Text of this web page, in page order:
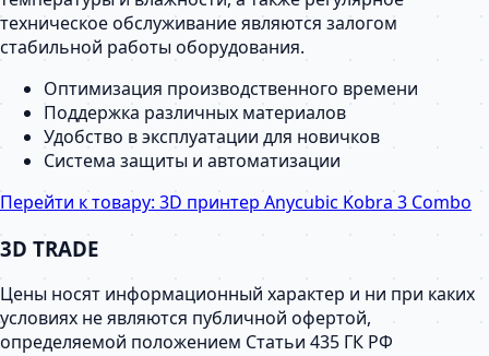
техническое обслуживание являются залогом
стабильной работы оборудования.
Оптимизация производственного времени
Поддержка различных материалов
Удобство в эксплуатации для новичков
Система защиты и автоматизации
Перейти к товару: 3D принтер Anycubic Kobra 3 Combo
3D TRADE
Цены носят информационный характер и ни при каких
условиях не являются публичной офертой,
определяемой положением Статьи 435 ГК РФ